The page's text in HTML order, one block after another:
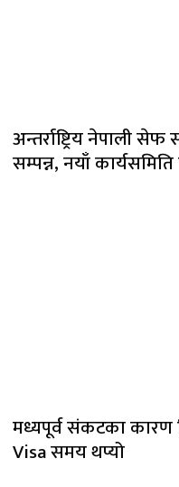
अन्तर्राष्ट्रिय नेपाली
सम्पन्न, नयाँ
मध्यपूर्व संकटका
Visa समय थप्यो